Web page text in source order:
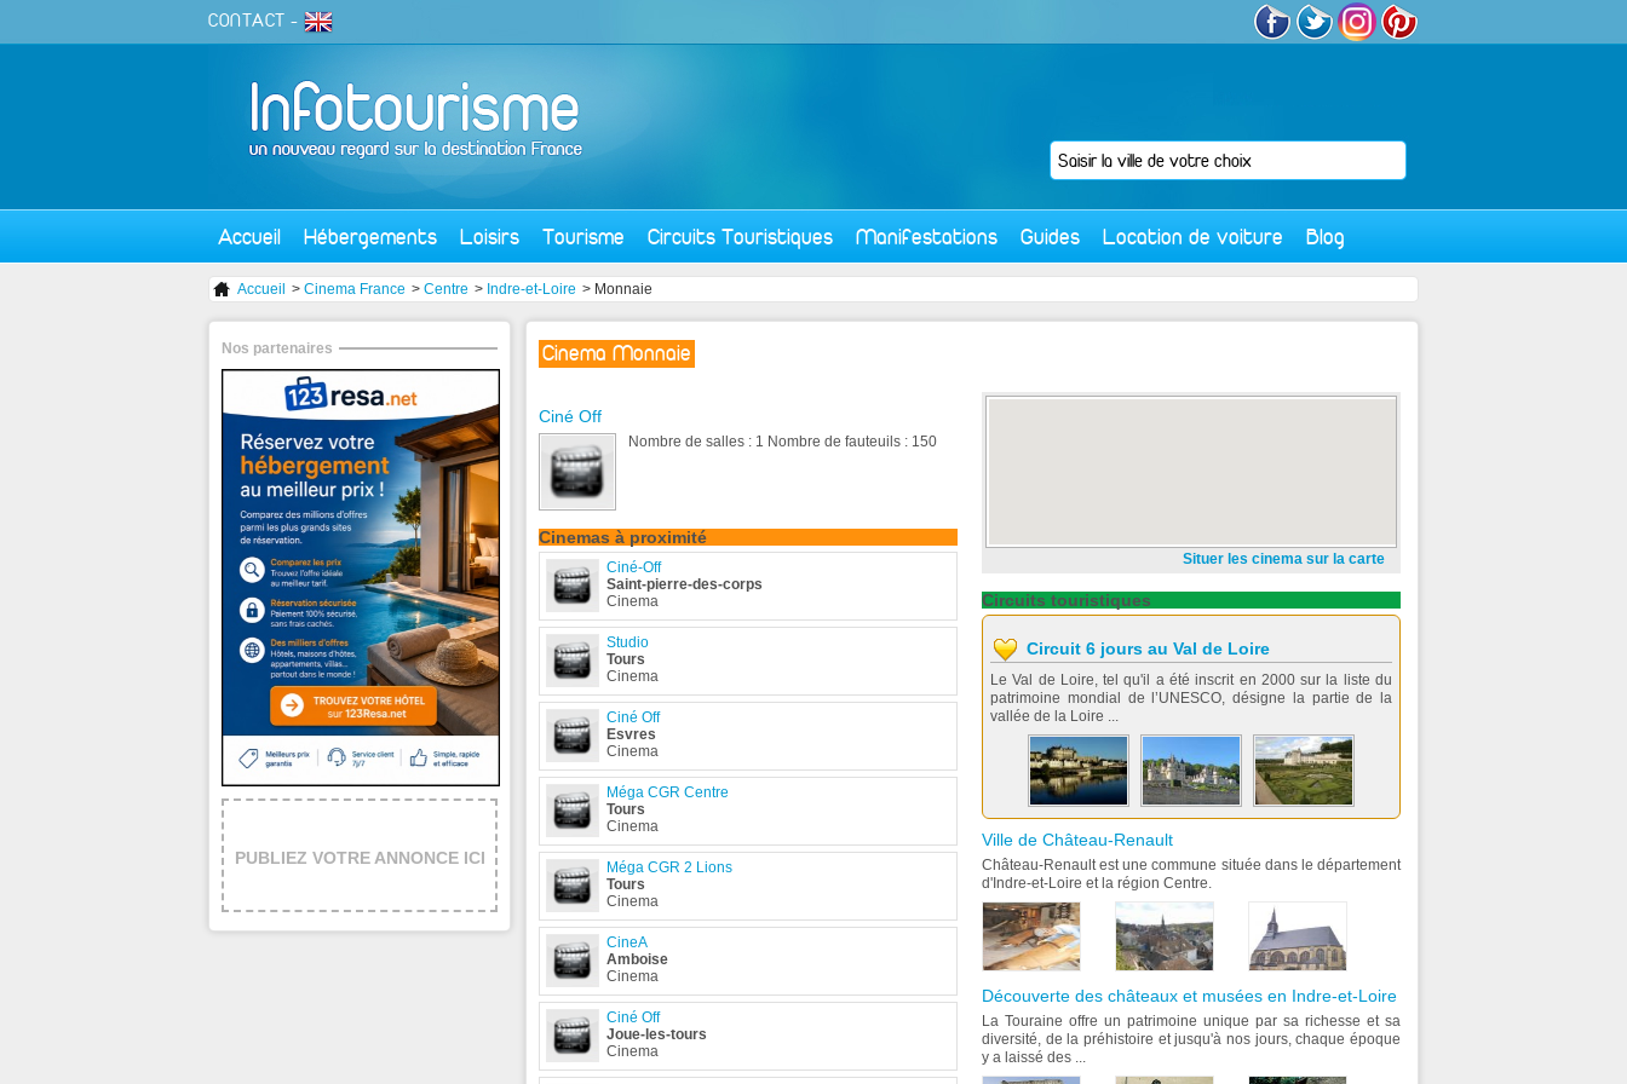
CONTACT -
Accueil Hébergements Loisirs Tourisme Circuits Touristiques Manifestations Guides Location de voiture Blog
Accueil > Cinema France > Centre > Indre-et-Loire > Monnaie
Cinema Monnaie
Ciné Off
Nombre de salles : 1 Nombre de fauteuils : 150
Cinemas à proximité
Ciné-Off
Saint-pierre-des-corps
Cinema
Studio
Tours
Cinema
Ciné Off
Esvres
Cinema
Méga CGR Centre
Tours
Cinema
Méga CGR 2 Lions
Tours
Cinema
CineA
Amboise
Cinema
Ciné Off
Joue-les-tours
Cinema
Situer les cinema sur la carte
Circuits touristiques
Circuit 6 jours au Val de Loire
Le Val de Loire, tel qu'il a été inscrit en 2000 sur la liste du
patrimoine mondial de l’UNESCO, désigne la partie de la
vallée de la Loire ...
Ville de Château-Renault
Château-Renault est une commune située dans le département
d'Indre-et-Loire et la région Centre.
Découverte des châteaux et musées en Indre-et-Loire
La Touraine offre un patrimoine unique par sa richesse et sa
diversité, de la préhistoire et jusqu'à nos jours, chaque époque
y a laissé des ...
Nos partenaires
PUBLIEZ VOTRE ANNONCE ICI